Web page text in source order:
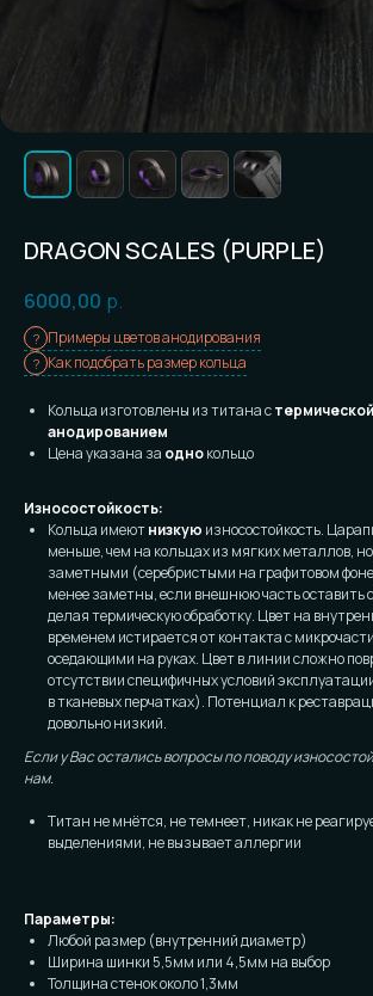
DRAGON SCALES (PURPLE)
6000,00 р.
Примеры цветов анодирования
Как подобрать размер кольца
Кольца изготовлены из титана с
анодированием
Цена указана за однокольцо
Износостойкость:
Кольца имеютнизкую износостойкость.
меньше, чем на кольцах из мягких металлов,
заметными (серебристыми на графитовом
менее заметны, если внешнюю часть оставить
делая термическую обработку. Цвет на
временем истирается от контакта с
оседающими на руках. Цвет в линии сложно
отсутствии специфичных условий
в тканевых перчатках). Потенциал к
довольно низкий.
Если у Вас остались вопросы по поводу
нам.
Титан не мнётся, не темнеет, никак не
выделениями, не вызывает аллергии
Параметры:
Любой размер (внутренний диаметр)
Ширина шинки 5,5мм или 4,5мм на выбор
Толщина стенок около 1,3мм